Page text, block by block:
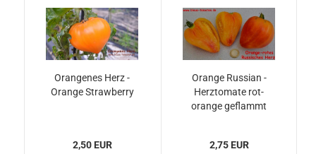
Orangenes Herz -
Orange Strawberry
2,50 EUR
Orange Russian -
Herztomate rot-
orange geflammt
2,75 EUR